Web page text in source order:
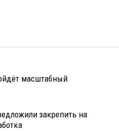
масштабный
закрепить на